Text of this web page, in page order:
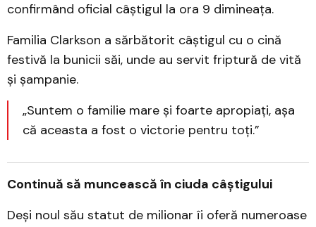
confirmând oficial câștigul la ora 9 dimineața.
Familia Clarkson a sărbătorit câștigul cu o cină
festivă la bunicii săi, unde au servit friptură de vită
și șampanie.
„Suntem o familie mare și foarte apropiați, așa
că aceasta a fost o victorie pentru toți.”
Continuă să muncească în ciuda câștigului
Deși noul său statut de milionar îi oferă numeroase